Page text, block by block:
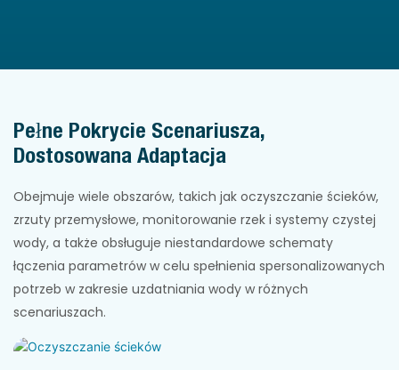
Pełne Pokrycie Scenariusza,
Dostosowana Adaptacja
Obejmuje wiele obszarów, takich jak oczyszczanie ścieków,
zrzuty przemysłowe, monitorowanie rzek i systemy czystej
wody, a także obsługuje niestandardowe schematy
łączenia parametrów w celu spełnienia spersonalizowanych
potrzeb w zakresie uzdatniania wody w różnych
scenariuszach.